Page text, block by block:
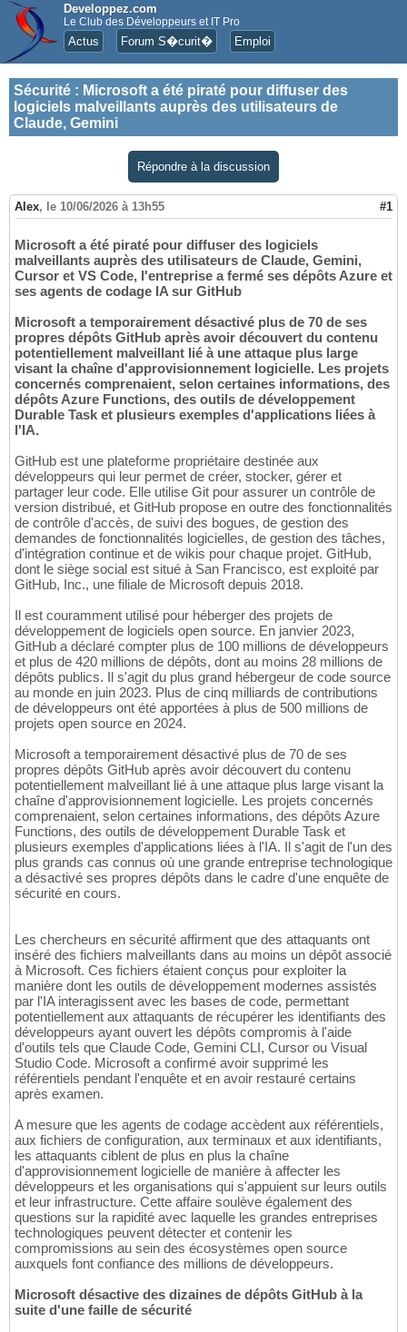
Developpez.com
Le Club des Développeurs et IT Pro
Actus Forum S�curit� Emploi
Sécurité : Microsoft a été piraté pour diffuser des
logiciels malveillants auprès des utilisateurs de
Claude, Gemini
Répondre à la discussion
Alex, le 10/06/2026 à 13h55 #1
Microsoft a été piraté pour diffuser des logiciels
malveillants auprès des utilisateurs de Claude, Gemini,
Cursor et VS Code, l'entreprise a fermé ses dépôts Azure et
ses agents de codage IA sur GitHub
Microsoft a temporairement désactivé plus de 70 de ses
propres dépôts GitHub après avoir découvert du contenu
potentiellement malveillant lié à une attaque plus large
visant la chaîne d'approvisionnement logicielle. Les projets
concernés comprenaient, selon certaines informations, des
dépôts Azure Functions, des outils de développement
Durable Task et plusieurs exemples d'applications liées à
l'IA.
GitHub est une plateforme propriétaire destinée aux
développeurs qui leur permet de créer, stocker, gérer et
partager leur code. Elle utilise Git pour assurer un contrôle de
version distribué, et GitHub propose en outre des fonctionnalités
de contrôle d'accès, de suivi des bogues, de gestion des
demandes de fonctionnalités logicielles, de gestion des tâches,
d'intégration continue et de wikis pour chaque projet. GitHub,
dont le siège social est situé à San Francisco, est exploité par
GitHub, Inc., une filiale de Microsoft depuis 2018.
Il est couramment utilisé pour héberger des projets de
développement de logiciels open source. En janvier 2023,
GitHub a déclaré compter plus de 100 millions de développeurs
et plus de 420 millions de dépôts, dont au moins 28 millions de
dépôts publics. Il s'agit du plus grand hébergeur de code source
au monde en juin 2023. Plus de cinq milliards de contributions
de développeurs ont été apportées à plus de 500 millions de
projets open source en 2024.
Microsoft a temporairement désactivé plus de 70 de ses
propres dépôts GitHub après avoir découvert du contenu
potentiellement malveillant lié à une attaque plus large visant la
chaîne d'approvisionnement logicielle. Les projets concernés
comprenaient, selon certaines informations, des dépôts Azure
Functions, des outils de développement Durable Task et
plusieurs exemples d'applications liées à l'IA. Il s'agit de l'un des
plus grands cas connus où une grande entreprise technologique
a désactivé ses propres dépôts dans le cadre d'une enquête de
sécurité en cours.
Les chercheurs en sécurité affirment que des attaquants ont
inséré des fichiers malveillants dans au moins un dépôt associé
à Microsoft. Ces fichiers étaient conçus pour exploiter la
manière dont les outils de développement modernes assistés
par l'IA interagissent avec les bases de code, permettant
potentiellement aux attaquants de récupérer les identifiants des
développeurs ayant ouvert les dépôts compromis à l'aide
d'outils tels que Claude Code, Gemini CLI, Cursor ou Visual
Studio Code. Microsoft a confirmé avoir supprimé les
référentiels pendant l'enquête et en avoir restauré certains
après examen.
A mesure que les agents de codage accèdent aux référentiels,
aux fichiers de configuration, aux terminaux et aux identifiants,
les attaquants ciblent de plus en plus la chaîne
d'approvisionnement logicielle de manière à affecter les
développeurs et les organisations qui s'appuient sur leurs outils
et leur infrastructure. Cette affaire soulève également des
questions sur la rapidité avec laquelle les grandes entreprises
technologiques peuvent détecter et contenir les
compromissions au sein des écosystèmes open source
auxquels font confiance des millions de développeurs.
Microsoft désactive des dizaines de dépôts GitHub à la
suite d'une faille de sécurité